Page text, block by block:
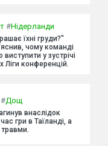
#Нідерланди
їхні груди?"
чому команді
у зустрічі
Ліги конференцій.
#Дощ
внаслідок
гри в Таїланді, а